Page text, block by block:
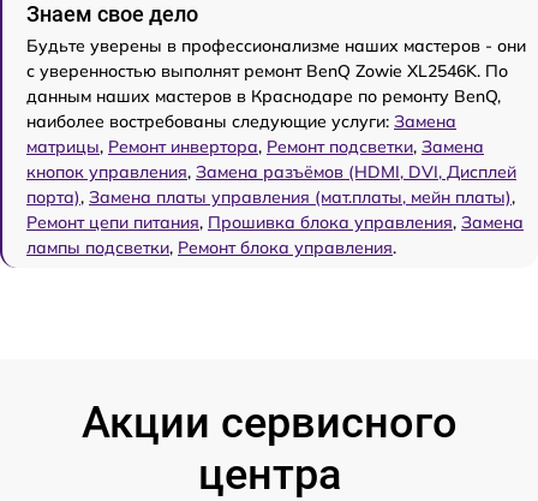
Знаем свое дело
Будьте уверены в профессионализме наших мастеров - они
с уверенностью выполнят ремонт BenQ Zowie XL2546K. По
данным наших мастеров в Краснодаре по ремонту BenQ,
наиболее востребованы следующие услуги: Замена
матрицы, Ремонт инвертора, Ремонт подсветки, Замена
кнопок управления, Замена разъёмов (HDMI, DVI, Дисплей
порта), Замена платы управления (мат.платы, мейн платы),
Ремонт цепи питания, Прошивка блока управления, Замена
лампы подсветки, Ремонт блока управления.
Акции сервисного
центра